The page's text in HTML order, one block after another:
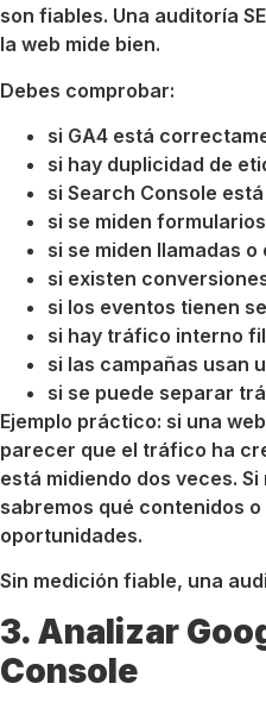
son fiables. Una auditoría
la web mide bien.
Debes comprobar:
si GA4 está
si hay duplicidad de
si Search Console
si se miden
si se miden llamadas
si existen
si los eventos tienen
si hay tráfico interno
si las campañas usan
si se puede separar
Ejemplo práctico: si una
parecer que el tráfico ha
está midiendo dos veces.
sabremos qué contenidos
oportunidades.
Sin medición fiable, una
3. Analizar
Console